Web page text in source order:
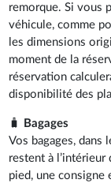
remorque. Si vous
véhicule, comme
les dimensions
moment de la
réservation
disponibilité des
🧳 Bagages
Vos bagages, dans
restent à
pied, une consigne